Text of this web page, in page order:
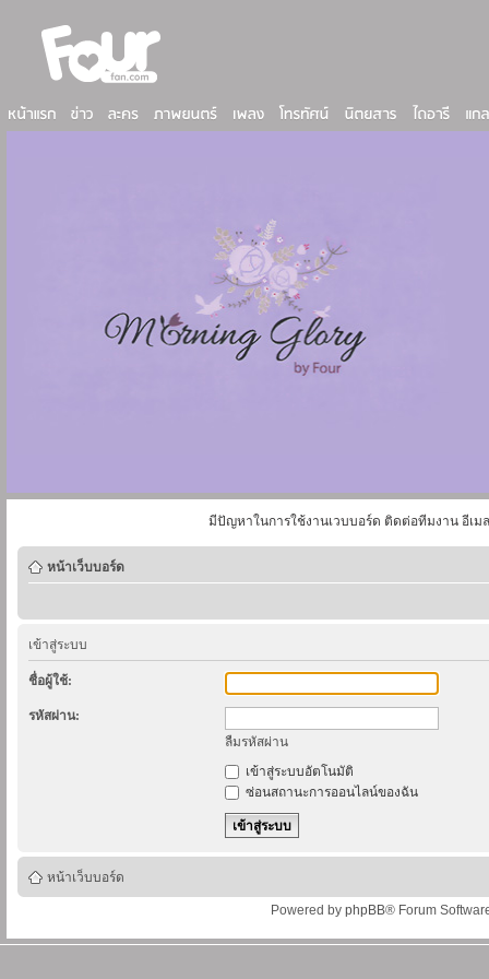
มีปัญหาในการใช้งานเวบบอร์ด ติดต่อทีมงาน อีเม
หน้าเว็บบอร์ด
เข้าสู่ระบบ
ชื่อผู้ใช้:
รหัสผ่าน:
ลืมรหัสผ่าน
เข้าสู่ระบบอัตโนมัติ
ซ่อนสถานะการออนไลน์ของฉัน
หน้าเว็บบอร์ด
Powered by phpBB® Forum